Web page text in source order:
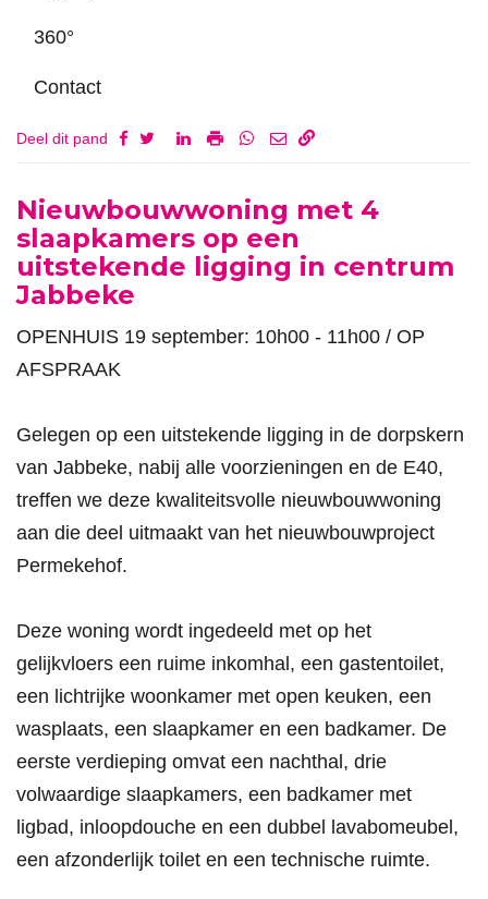
360°
Contact
Deel dit pand
Omschrijving
Nieuwbouwwoning met 4
slaapkamers op een
uitstekende ligging in centrum
Jabbeke
OPENHUIS 19 september: 10h00 - 11h00 / OP
AFSPRAAK
Gelegen op een uitstekende ligging in de dorpskern
van Jabbeke, nabij alle voorzieningen en de E40,
treffen we deze kwaliteitsvolle nieuwbouwwoning
aan die deel uitmaakt van het nieuwbouwproject
Permekehof.
Deze woning wordt ingedeeld met op het
gelijkvloers een ruime inkomhal, een gastentoilet,
een lichtrijke woonkamer met open keuken, een
wasplaats, een slaapkamer en een badkamer. De
eerste verdieping omvat een nachthal, drie
volwaardige slaapkamers, een badkamer met
ligbad, inloopdouche en een dubbel lavabomeubel,
een afzonderlijk toilet en een technische ruimte.